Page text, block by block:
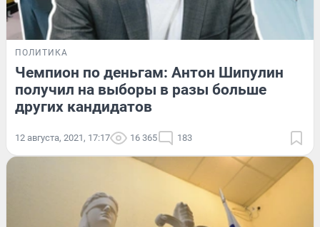
ПОЛИТИКА
Чемпион по деньгам: Антон Шипулин
получил на выборы в разы больше
других кандидатов
12 августа, 2021, 17:17 16 365 183